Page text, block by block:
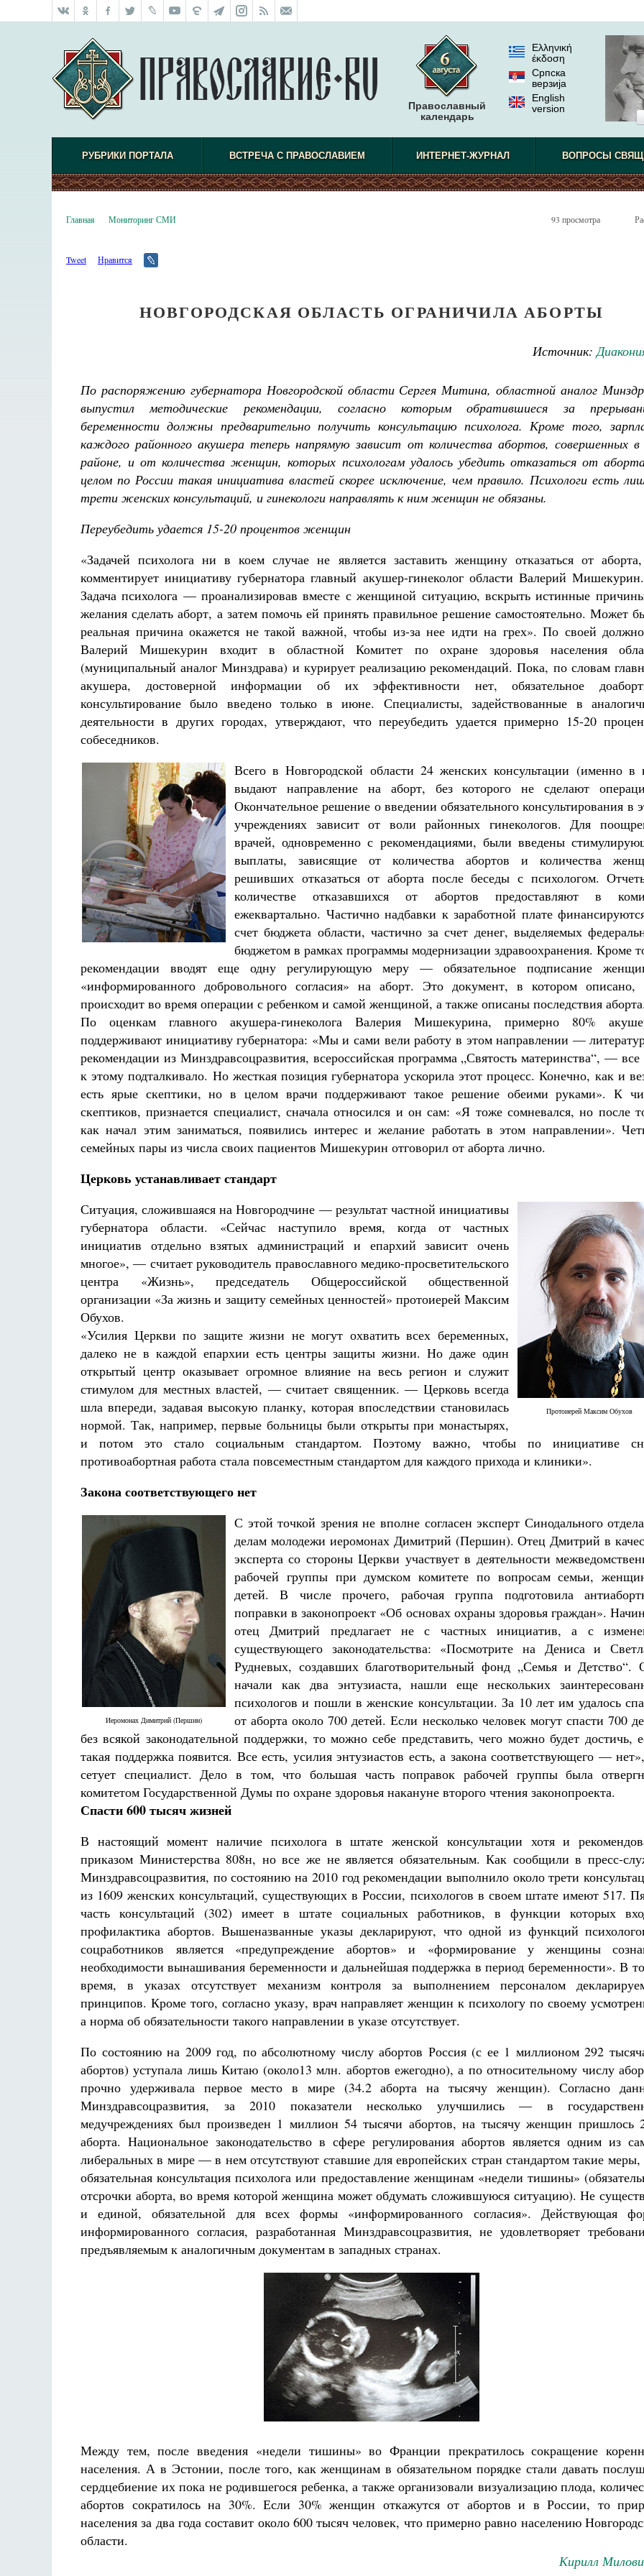
Православный
календарь
Ελληνική
έκδοση
Српска
верзиjа
English
version
РУБРИКИ ПОРТАЛА ВСТРЕЧА С ПРАВОСЛАВИЕМ ИНТЕРНЕТ-ЖУРНАЛ ВОПРОСЫ
Главная Мониторинг СМИ 93 просмотра
Tweet Нравится
НОВГОРОДСКАЯ ОБЛАСТЬ ОГРАНИЧИЛА АБОРТЫ
Источник:
По распоряжению губернатора Новгородской области Сергея Митина, областной аналог
выпустил методические рекомендации, согласно которым обратившиеся за
беременности должны предварительно получить консультацию психолога. Кроме того,
каждого районного акушера теперь напрямую зависит от количества абортов, совершенных в
районе, и от количества женщин, которых психологам удалось убедить отказаться от
целом по России такая инициатива властей скорее исключение, чем правило. Психологи есть
трети женских консультаций, и гинекологи направлять к ним женщин не обязаны.
Переубедить удается 15-20 процентов женщин
«Задачей психолога ни в коем случае не является заставить женщину отказаться от
комментирует инициативу губернатора главный акушер-гинеколог области Валерий
Задача психолога — проанализировав вместе с женщиной ситуацию, вскрыть истинные
желания сделать аборт, а затем помочь ей принять правильное решение самостоятельно. Может
реальная причина окажется не такой важной, чтобы из-за нее идти на грех». По своей
Валерий Мишекурин входит в областной Комитет по охране здоровья населения
(муниципальный аналог Минздрава) и курирует реализацию рекомендаций. Пока, по словам
акушера, достоверной информации об их эффективности нет, обязательное
консультирование было введено только в июне. Специалисты, задействованные в
деятельности в других городах, утверждают, что переубедить удается примерно 15-20
собеседников.
Всего в Новгородской области 24 женских консультации (именно в
выдают направление на аборт, без которого не сделают
Окончательное решение о введении обязательного консультирования в
учреждениях зависит от воли районных гинекологов. Для
врачей, одновременно с рекомендациями, были введены
выплаты, зависящие от количества абортов и количества
решивших отказаться от аборта после беседы с психологом.
количестве отказавшихся от абортов предоставляют в
ежеквартально. Частично надбавки к заработной плате
счет бюджета области, частично за счет денег, выделяемых
бюджетом в рамках программы модернизации здравоохранения. Кроме
рекомендации вводят еще одну регулирующую меру — обязательное подписание
«информированного добровольного согласия» на аборт. Это документ, в котором описано,
происходит во время операции с ребенком и самой женщиной, а также описаны последствия
По оценкам главного акушера-гинеколога Валерия Мишекурина, примерно 80%
поддерживают инициативу губернатора: «Мы и сами вели работу в этом направлении —
рекомендации из Минздравсоцразвития, всероссийская программа „Святость материнства“, — все
к этому подталкивало. Но жесткая позиция губернатора ускорила этот процесс. Конечно, как и
есть ярые скептики, но в целом врачи поддерживают такое решение обеими руками». К
скептиков, признается специалист, сначала относился и он сам: «Я тоже сомневался, но после
как начал этим заниматься, появились интерес и желание работать в этом направлении».
семейных пары из числа своих пациентов Мишекурин отговорил от аборта лично.
Церковь устанавливает стандарт
Протоиерей Максим Обухов
Ситуация, сложившаяся на Новгородчине — результат частной инициативы
губернатора области. «Сейчас наступило время, когда от частных
инициатив отдельно взятых администраций и епархий зависит очень
многое», — считает руководитель православного медико-просветительского
центра «Жизнь», председатель Общероссийской общественной
организации «За жизнь и защиту семейных ценностей» протоиерей Максим
Обухов.
«Усилия Церкви по защите жизни не могут охватить всех беременных,
далеко не в каждой епархии есть центры защиты жизни. Но даже один
открытый центр оказывает огромное влияние на весь регион и служит
стимулом для местных властей, — считает священник. — Церковь всегда
шла впереди, задавая высокую планку, которая впоследствии становилась
нормой. Так, например, первые больницы были открыты при монастырях,
и потом это стало социальным стандартом. Поэтому важно, чтобы по инициативе
противоабортная работа стала повсеместным стандартом для каждого прихода и клиники».
Закона соответствующего нет
Иеромонах Димитрий (Першин)
С этой точкой зрения не вполне согласен эксперт Синодального
делам молодежи иеромонах Димитрий (Першин). Отец Дмитрий в
эксперта со стороны Церкви участвует в деятельности
рабочей группы при думском комитете по вопросам семьи,
детей. В числе прочего, рабочая группа подготовила
поправки в законопроект «Об основах охраны здоровья граждан».
отец Дмитрий предлагает не с частных инициатив, а с
существующего законодательства: «Посмотрите на Дениса и
Рудневых, создавших благотворительный фонд „Семья и Детство“.
начали как два энтузиаста, нашли еще нескольких
психологов и пошли в женские консультации. За 10 лет им удалось
от аборта около 700 детей. Если несколько человек могут спасти 700
без всякой законодательной поддержки, то можно себе представить, чего можно будет достичь,
такая поддержка появится. Все есть, усилия энтузиастов есть, а закона соответствующего —
сетует специалист. Дело в том, что большая часть поправок рабочей группы была
комитетом Государственной Думы по охране здоровья накануне второго чтения законопроекта.
Спасти 600 тысяч жизней
В настоящий момент наличие психолога в штате женской консультации хотя и
приказом Министерства 808н, но все же не является обязательным. Как сообщили в пресс-
Минздравсоцразвития, по состоянию на 2010 год рекомендации выполнило около трети
из 1609 женских консультаций, существующих в России, психологов в своем штате имеют 517.
часть консультаций (302) имеет в штате социальных работников, в функции которых
профилактика абортов. Вышеназванные указы декларируют, что одной из функций
соцработников является «предупреждение абортов» и «формирование у женщины
необходимости вынашивания беременности и дальнейшая поддержка в период беременности». В
время, в указах отсутствует механизм контроля за выполнением персоналом
принципов. Кроме того, согласно указу, врач направляет женщин к психологу по своему
а норма об обязательности такого направлении в указе отсутствует.
По состоянию на 2009 год, по абсолютному числу абортов Россия (с ее 1 миллионом 292
абортов) уступала лишь Китаю (около13 млн. абортов ежегодно), а по относительному числу
прочно удерживала первое место в мире (34.2 аборта на тысячу женщин). Согласно
Минздравсоцразвития, за 2010 показатели несколько улучшились — в
медучреждениях был произведен 1 миллион 54 тысячи абортов, на тысячу женщин пришлось
аборта. Национальное законодательство в сфере регулирования абортов является одним из
либеральных в мире — в нем отсутствуют ставшие для европейских стран стандартом такие меры,
обязательная консультация психолога или предоставление женщинам «недели тишины»
отсрочки аборта, во время которой женщина может обдумать сложившуюся ситуацию). Не
и единой, обязательной для всех формы «информированного согласия». Действующая
информированного согласия, разработанная Минздравсоцразвития, не удовлетворяет
предъявляемым к аналогичным документам в западных странах.
Между тем, после введения «недели тишины» во Франции прекратилось сокращение
населения. А в Эстонии, после того, как женщинам в обязательном порядке стали давать
сердцебиение их пока не родившегося ребенка, а также организовали визуализацию плода,
абортов сократилось на 30%. Если 30% женщин откажутся от абортов и в России, то
населения за два года составит около 600 тысяч человек, что примерно равно населению
области.
Кирилл
Разлуки не будет
Фредерика де Грааф Как найти своё место в жизни
Великомученик Георгий Победоносец.
святого
Роман Котов